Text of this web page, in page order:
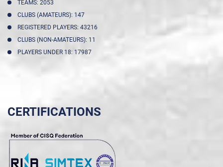
TEAMS: 2053
CLUBS (AMATEURS): 147
REGISTERED PLAYERS: 43216
CLUBS (NON-AMATEURS): 11
PLAYERS UNDER 18: 17987
CERTIFICATIONS